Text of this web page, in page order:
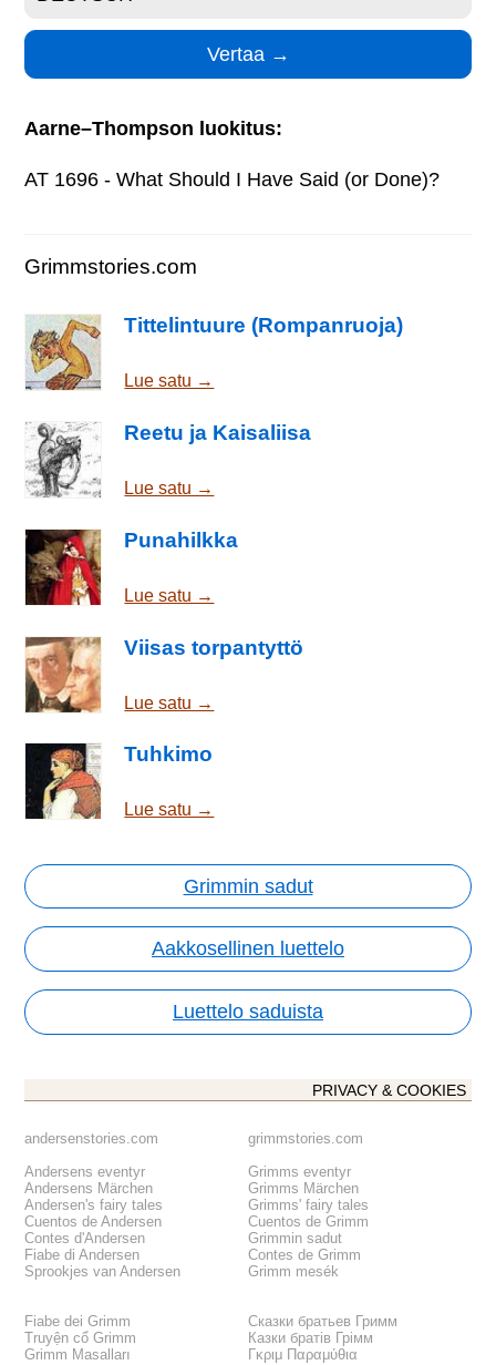
Aarne–Thompson luokitus:
AT 1696 - What Should I Have Said (or Done)?
Grimmstories.com
Tittelintuure (Rompanruoja)
Lue satu →
Reetu ja Kaisaliisa
Lue satu →
Punahilkka
Lue satu →
Viisas torpantyttö
Lue satu →
Tuhkimo
Lue satu →
Grimmin sadut
Aakkosellinen luettelo
Luettelo saduista
PRIVACY & COOKIES
andersenstories.com
Andersens eventyr
Andersens Märchen
Andersen's fairy tales
Cuentos de Andersen
Contes d'Andersen
Fiabe di Andersen
Sprookjes van Andersen
grimmstories.com
Grimms eventyr
Grimms Märchen
Grimms' fairy tales
Cuentos de Grimm
Grimmin sadut
Contes de Grimm
Grimm mesék
Fiabe dei Grimm
Truyện cổ Grimm
Grimm Masalları
Сказки братьев Гримм
Казки братів Грімм
Γκριμ Παραμύθια